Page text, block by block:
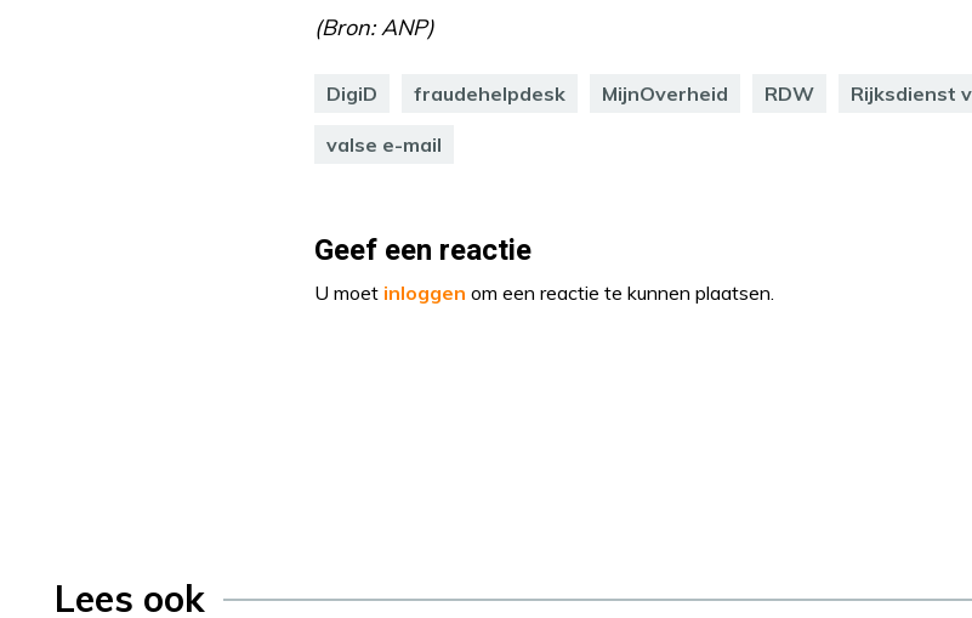
(Bron: ANP)
DigiD fraudehelpdesk MijnOverheid RDW Rijksdienst
valse e-mail
Geef een reactie
U moet inloggen om een reactie te kunnen plaatsen.
Lees ook